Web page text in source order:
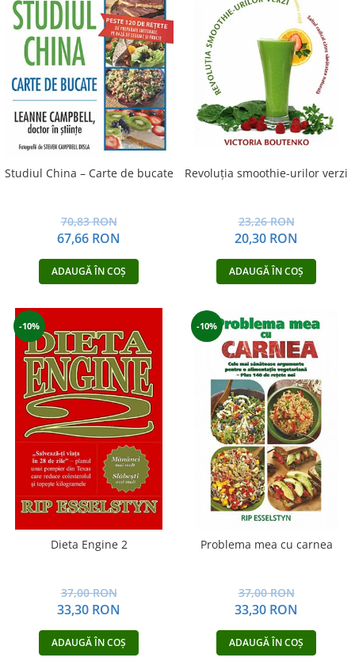
Studiul China – Carte de bucate
70,83 RON
67,66 RON
ADAUGĂ ÎN COȘ
Revoluţia smoothie-urilor verzi
23,26 RON
20,30 RON
ADAUGĂ ÎN COȘ
-10%
Dieta Engine 2
37,00 RON
33,30 RON
ADAUGĂ ÎN COȘ
-10%
Problema mea cu carnea
37,00 RON
33,30 RON
ADAUGĂ ÎN COȘ